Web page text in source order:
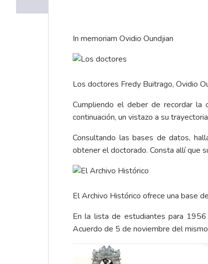
In memoriam Ovidio Oundjian
Los doctores Fredy Buitrago, Ovidio
Cumpliendo el deber de recordar la
continuación, un vistazo a su
Consultando las bases de datos,
obtener el doctorado. Consta allí que
El Archivo Histórico ofrece una base
En la lista de estudiantes para 1956
Acuerdo de 5 de noviembre del